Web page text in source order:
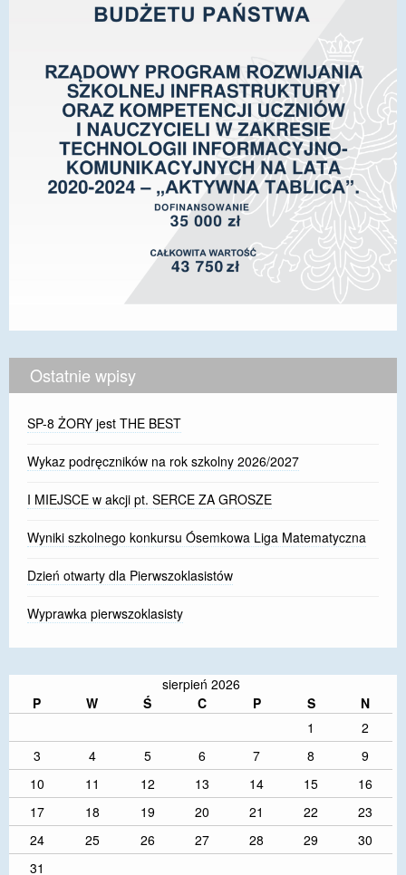
Ostatnie wpisy
SP-8 ŻORY jest THE BEST
Wykaz podręczników na rok szkolny 2026/2027
I MIEJSCE w akcji pt. SERCE ZA GROSZE
Wyniki szkolnego konkursu Ósemkowa Liga Matematyczna
Dzień otwarty dla Pierwszoklasistów
Wyprawka pierwszoklasisty
sierpień 2026
P
W Ś C P S
N
1
2
3
4 5 6 7 8
9
10
11 12 13 14 15
16
17
18 19 20 21 22
23
24
25 26 27 28 29
30
31